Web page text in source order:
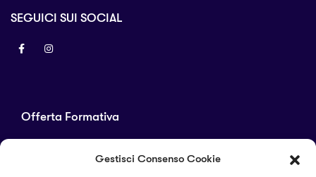
Gestisci Consenso Cookie
Offerta Formativa
SEGUICI SUI SOCIAL